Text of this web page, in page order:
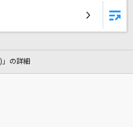
れている曲の一覧
」の詳細